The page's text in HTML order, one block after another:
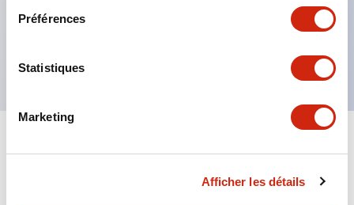
Préférences
Statistiques
Marketing
Afficher les détails
déclenchement à 2 actions, garde intégrée,
Documents et fichiers